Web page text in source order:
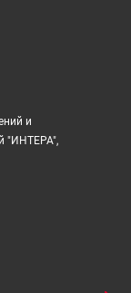
и
"ИНТЕРА",